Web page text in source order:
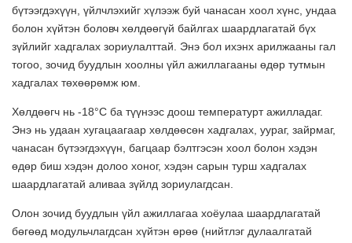
бүтээгдэхүүн, үйлчлэхийг хүлээж буй чанасан хоол хүнс, ундаа
болон хүйтэн боловч хөлдөөгүй байлгах шаардлагатай бүх
зүйлийг хадгалах зориулалттай. Энэ бол ихэнх арилжааны гал
тогоо, зочид буудлын хоолны үйл ажиллагааны өдөр тутмын
хадгалах төхөөрөмж юм.
Хөлдөөгч нь -18°C ба түүнээс доош температурт ажилладаг.
Энэ нь удаан хугацаагаар хөлдөөсөн хадгалах, уураг, зайрмаг,
чанасан бүтээгдэхүүн, багцаар бэлтгэсэн хоол болон хэдэн
өдөр биш хэдэн долоо хоног, хэдэн сарын турш хадгалах
шаардлагатай аливаа зүйлд зориулагдсан.
Олон зочид буудлын үйл ажиллагаа хоёулаа шаардлагатай
бөгөөд модульчлагдсан хүйтэн өрөө (нийтлэг дулаалгатай